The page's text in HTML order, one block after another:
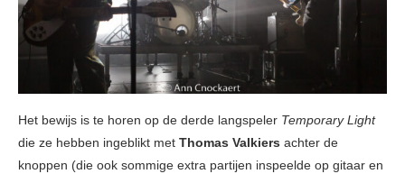
Het bewijs is te horen op de derde langspeler Temporary Light
die ze hebben ingeblikt met Thomas Valkiers achter de
knoppen (die ook sommige extra partijen inspeelde op gitaar en